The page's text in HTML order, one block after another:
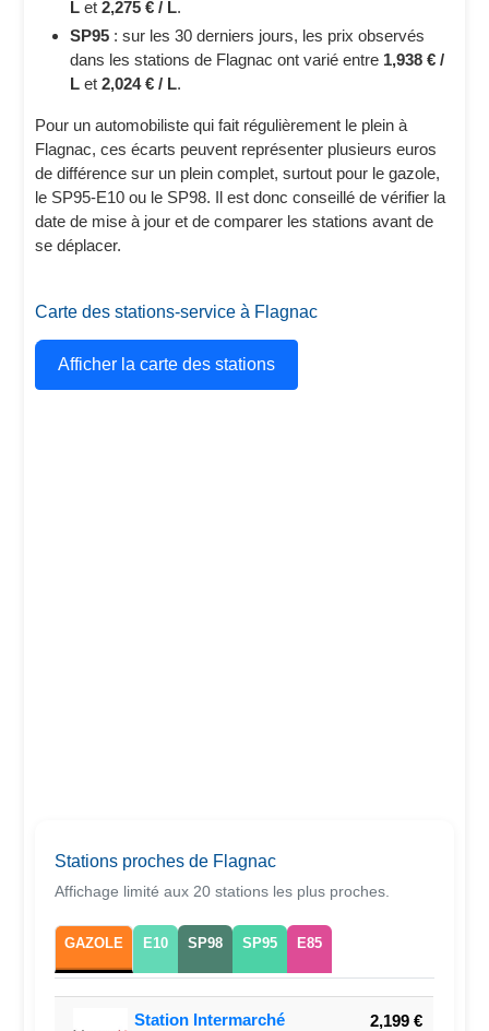
L et2,275 € / L.
SP95 : sur les 30 derniers jours, les prix observés
dans les stations de Flagnac ont varié entre 1,938 € /
L et2,024 € / L.
Pour un automobiliste qui fait régulièrement le plein à
Flagnac, ces écarts peuvent représenter plusieurs euros
de différence sur un plein complet, surtout pour le gazole,
le SP95-E10 ou le SP98. Il est donc conseillé de vérifier la
date de mise à jour et de comparer les stations avant de
se déplacer.
Carte des stations-service à Flagnac
Afficher la carte des stations
Stations proches de Flagnac
Affichage limité aux 20 stations les plus proches.
GAZOLE E10 SP98 SP95 E85
Station Intermarché
2,199 €